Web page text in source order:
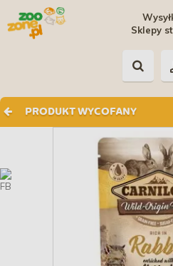
Sklepy
PRODUKT WYCOFANY